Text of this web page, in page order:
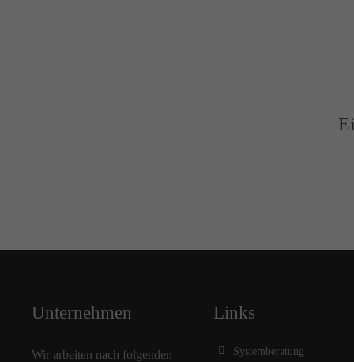
Unternehmen
Wir arbeiten nach folgenden
Links
Systemberatung